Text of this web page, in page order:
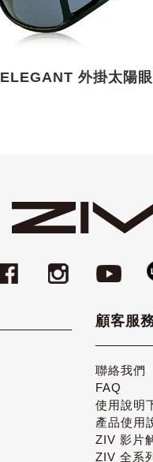
ELEGANT 外掛太陽
顧客服
聯絡我們
FAQ
使用說明
產品使用
ZIV 影片
ZIV 全系